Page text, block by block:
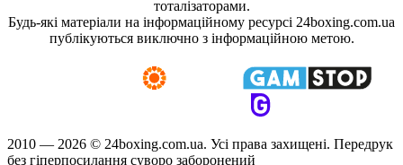
тоталізаторами.
Будь-які матеріали на інформаційному ресурсі 24boxing.com.ua
публікуються виключно з інформаційною метою.
2010 — 2026 © 24boxing.com.ua. Усi права захищенi. Передрук
без гіперпосилання суворо заборонений